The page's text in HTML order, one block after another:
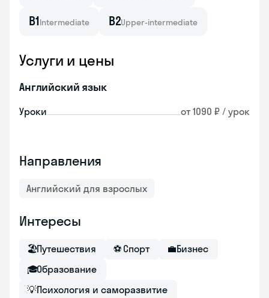
B1Intermediate B2Upper-intermediate
Услуги и цены
Английский язык
Уроки от 1090 ₽ / урок
Направления
Английский для взрослых
Интересы
🏖Путешествия ⚽ Спорт 💼Бизнес
🎓Образование
💡Психология и саморазвитие